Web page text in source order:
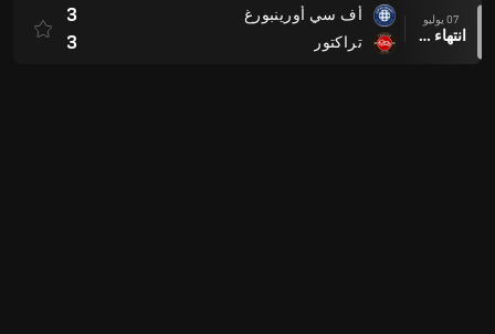
07 يوليو
انتهاء وقت المباراة
أف سي أورينبورغ
تراكتور
3
3